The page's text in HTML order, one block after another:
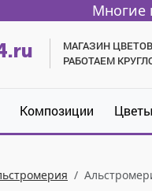
Многие
МАГАЗИН ЦВЕТОВ
РАБОТАЕМ
Композиции Цветы